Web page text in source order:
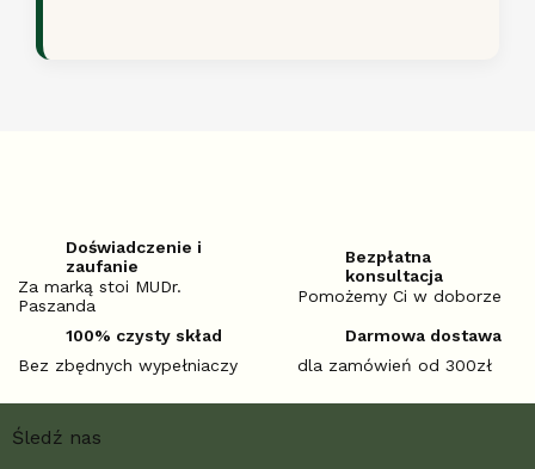
Doświadczenie i
zaufanie
Za marką stoi MUDr.
Paszanda
Bezpłatna
konsultacja
Pomożemy Ci w doborze
100% czysty skład
Bez zbędnych wypełniaczy
Darmowa dostawa
dla zamówień od 300zł
Śledź nas